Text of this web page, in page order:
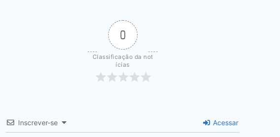
0
Classificação da not
ícias
Inscrever-se Acessar